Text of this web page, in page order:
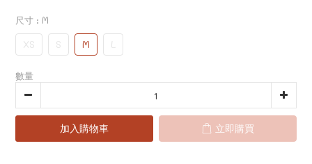
尺寸 : M
XS S M L
數量
加入購物車 立即購買